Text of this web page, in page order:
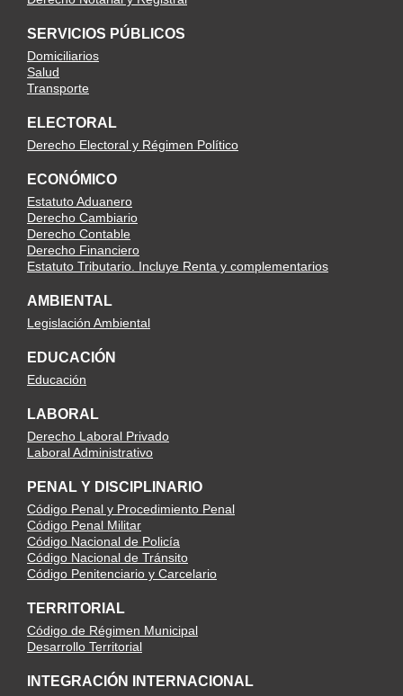
SERVICIOS PÚBLICOS
Domiciliarios
Salud
Transporte
ELECTORAL
Derecho Electoral y Régimen Político
ECONÓMICO
Estatuto Aduanero
Derecho Cambiario
Derecho Contable
Derecho Financiero
Estatuto Tributario. Incluye Renta y complementarios
AMBIENTAL
Legislación Ambiental
EDUCACIÓN
Educación
LABORAL
Derecho Laboral Privado
Laboral Administrativo
PENAL Y DISCIPLINARIO
Código Penal y Procedimiento Penal
Código Penal Militar
Código Nacional de Policía
Código Nacional de Tránsito
Código Penitenciario y Carcelario
TERRITORIAL
Código de Régimen Municipal
Desarrollo Territorial
INTEGRACIÓN INTERNACIONAL